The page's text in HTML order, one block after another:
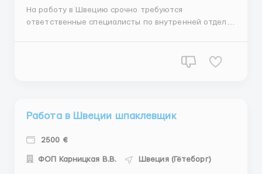
На работу в Швецию срочно требуются
ответственные специалисты по внутренней отделке
Работа в Швеции шпаклевщик
2500 €
ФОП Карницкая В.В. Швеция (Гётеборг)